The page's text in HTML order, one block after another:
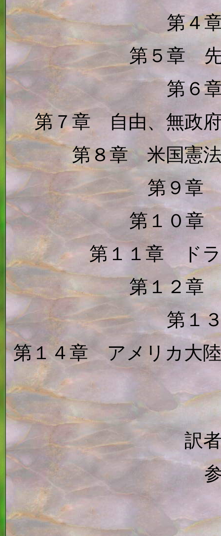
第４
第５章 先
第６
第７章 自由、無政
第８章 米国憲
第９章
第１０章
第１１章 ド
第１２章
第１
第１４章 アメリカ大
訳